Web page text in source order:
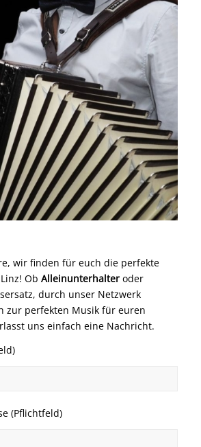
wir finden für euch die perfekte
Ob Alleinunterhalteroder
durch unser Netzwerk
zur perfekten Musik für euren
uns einfach eine Nachricht.
(Pflichtfeld)